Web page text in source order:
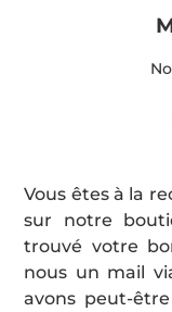
Vous êtes à la
sur notre
trouvé votre
nous un mail
avons peut-